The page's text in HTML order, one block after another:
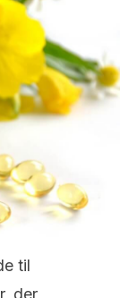
til
der